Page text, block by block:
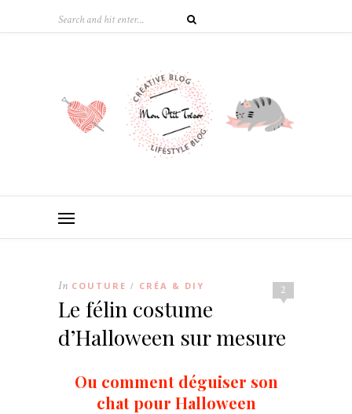
2
In COUTURE / CRÉA & DIY
Le félin costume
d’Halloween sur mesure
Ou comment déguiser son
chat pour Halloween